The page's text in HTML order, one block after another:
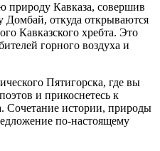
природу Кавказа, совершив
откуда открываются
Кавказского хребта. Это
горного воздуха и
Пятигорска, где вы
и прикоснетесь к
Сочетание истории, природы
по-настоящему